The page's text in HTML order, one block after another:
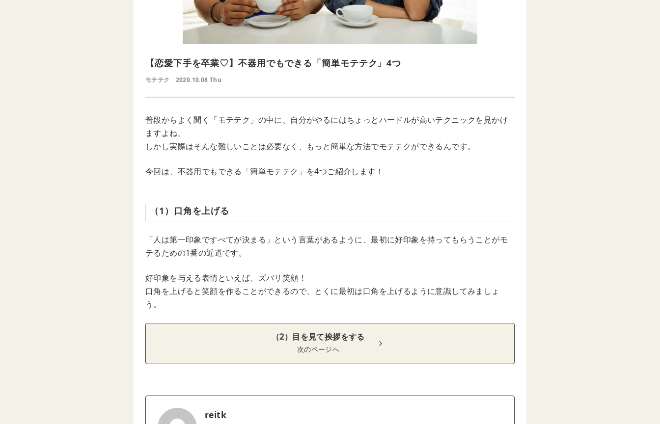
【恋愛下手を卒業♡】不器用でもできる「簡単モテテク」4つ
モテテク 2020.10.08 Thu
普段からよく聞く「モテテク」の中に、自分がやるにはちょっとハードルが高いテクニックを見かけ
ますよね。
しかし実際はそんな難しいことは必要なく、もっと簡単な方法でモテテクができるんです。
今回は、不器用でもできる「簡単モテテク」を4つご紹介します！
（1）口角を上げる
「人は第一印象ですべてが決まる」という言葉があるように、最初に好印象を持ってもらうことがモ
テるための1番の近道です。
好印象を与える表情といえば、ズバリ笑顔！
口角を上げると笑顔を作ることができるので、とくに最初は口角を上げるように意識してみましょ
う。
（2）目を見て挨拶をする
次のページへ
reitk